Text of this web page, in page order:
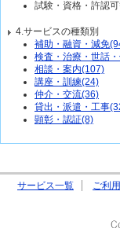
試験・資格・許認
4.サービスの種類別
補助・融資・減免
検査・治療・世話
相談・案内(107)
講座・訓練(24)
仲介・交流(36)
貸出・派遣・工事
顕彰・認証(8)
サービス一覧 ご利